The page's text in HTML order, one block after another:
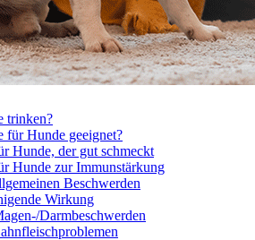
trinken?
für Hunde geeignet?
Hunde, der gut schmeckt
Hunde zur Immunstärkung
Beschwerden
Wirkung
Darmbeschwerden